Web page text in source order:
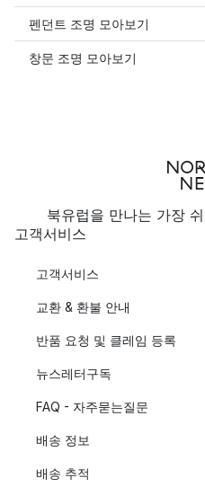
펜던트 조명 모아보기
창문 조명 모아보기
북유럽을 만나는 가장
고객서비스
고객서비스
교환 & 환불 안내
반품 요청 및 클레임 등록
뉴스레터구독
FAQ - 자주묻는질문
배송 정보
배송 추적